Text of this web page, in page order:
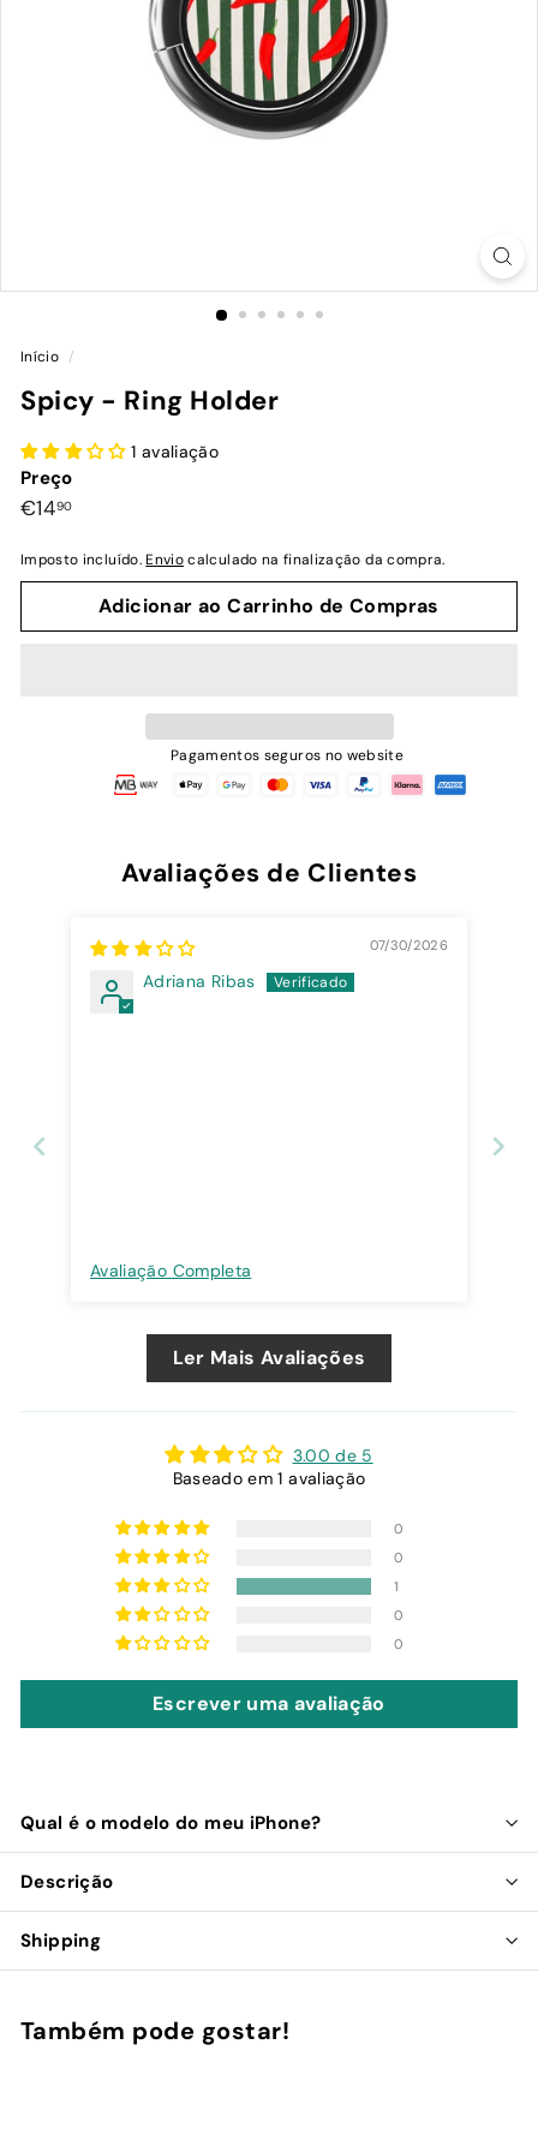
Início /
Spicy - Ring Holder
1 avaliação
Preço
Preço
€1490€14,90
Imposto incluído.Enviocalculado na finalização da compra.
Adicionar ao Carrinho de Compras
Pagamentos seguros no website
Avaliações de Clientes
07/30/2026
Adriana Ribas
Avaliação Completa
Ler Mais Avaliações
3.00 de 5
Baseado em 1 avaliação
0
0
1
0
0
Escrever uma avaliação
Qual é o modelo do meu iPhone?
Descrição
Shipping
Também pode gostar!